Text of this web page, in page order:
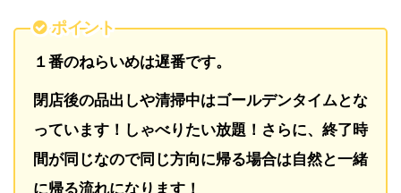
ポイント
１番のねらいめは遅番です。
閉店後の品出しや清掃中はゴールデンタイムとな
っています！しゃべりたい放題！さらに、終了時
間が同じなので同じ方向に帰る場合は自然と一緒
に帰る流れになります！